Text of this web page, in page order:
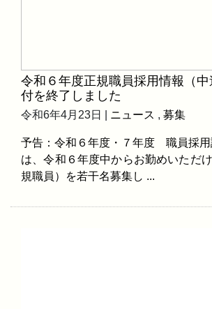
令和６年度正規職員採用情報（
付を終了しました
令和6年4月23日 | ニュース , 募集
予告：令和６年度・７年度 職員採用
は、令和６年度中からお勤めいただ
規職員）を若干名募集し ...